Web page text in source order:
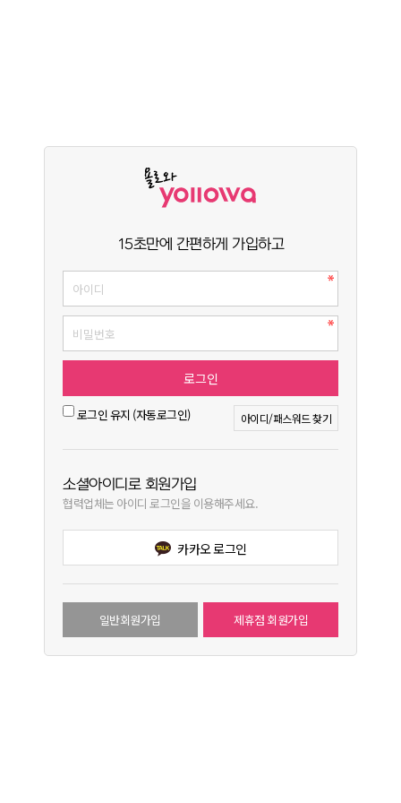
15초만에 간편하게 가입하고
로그인 유지 (자동로그인) 아이디/패스워드 찾기
소셜아이디로 회원가입
협력업체는 아이디 로그인을 이용해주세요.
카카오 로그인
일반회원가입 제휴점 회원가입